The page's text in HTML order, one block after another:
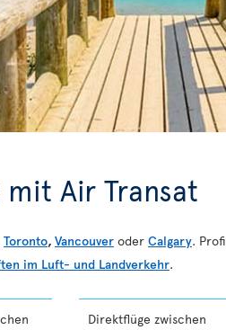
mit Air Transat
Toronto, Vancouver oder Calgary.
im Luft- und Landverkehr.
Direktflüge zwischen